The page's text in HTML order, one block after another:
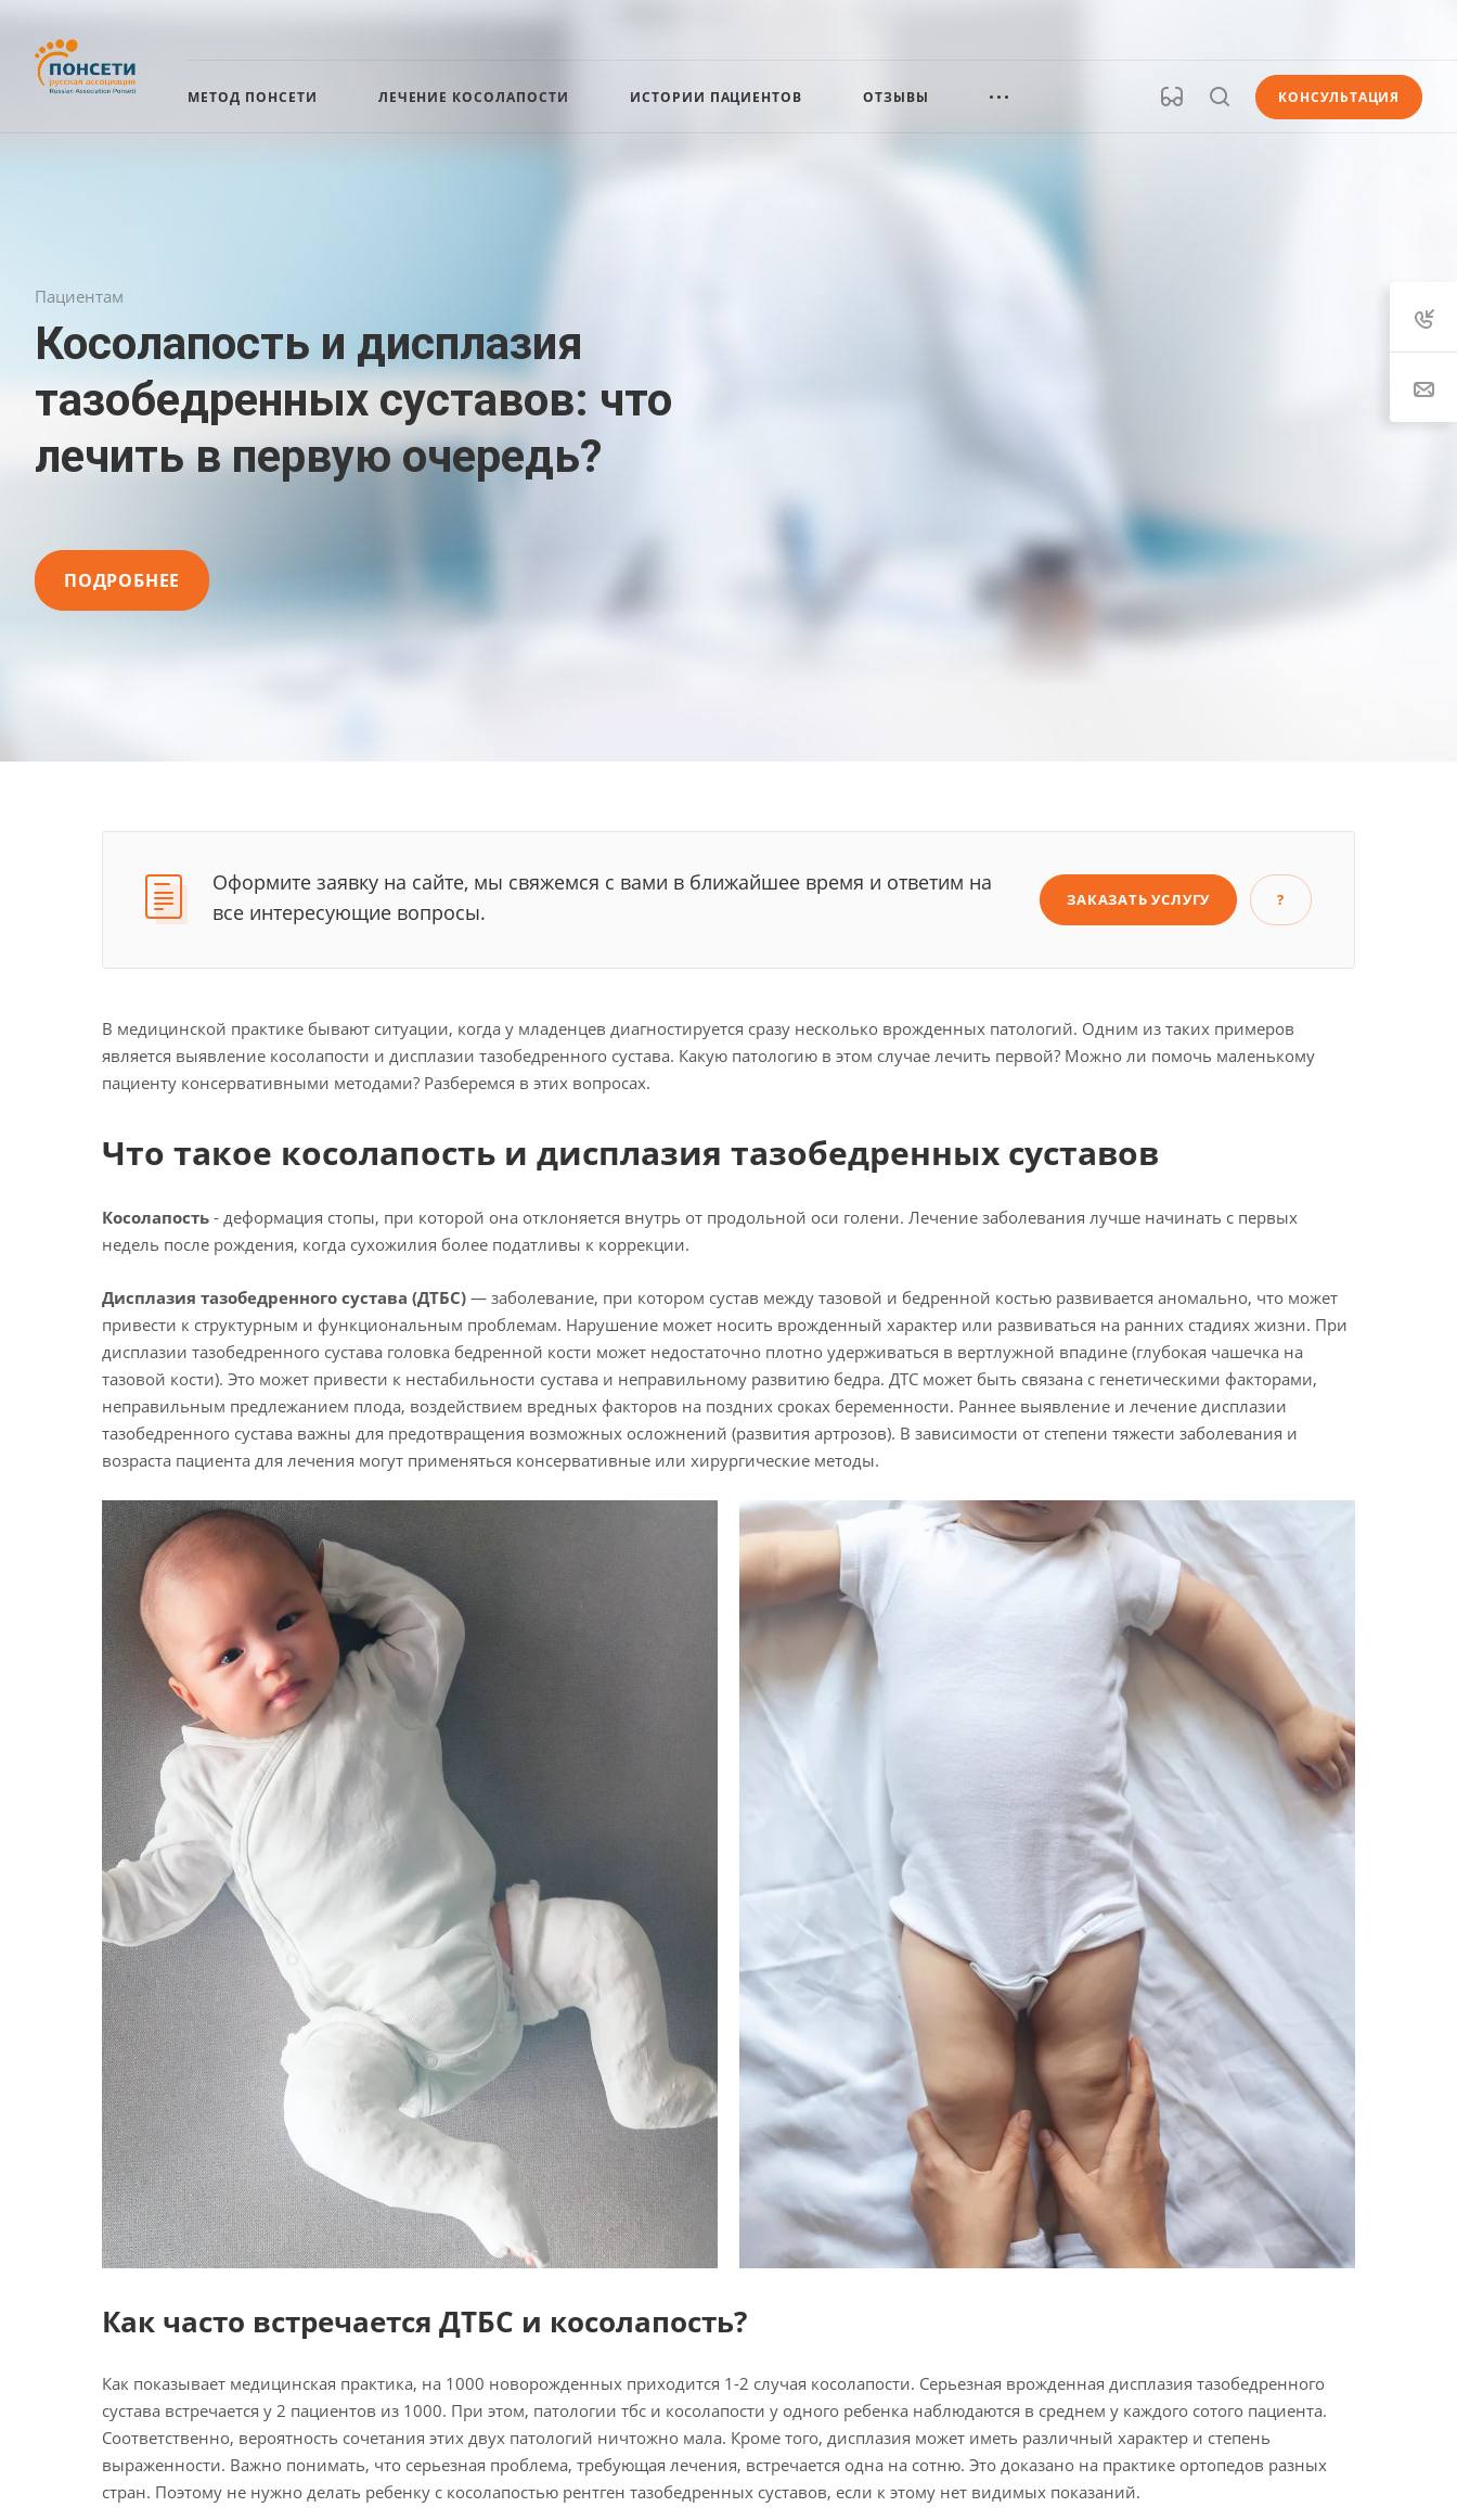
МЕТОД ПОНСЕТИ ЛЕЧЕНИЕ КОСОЛАПОСТИ ИСТОРИИ ПАЦИЕНТОВ ОТЗЫВЫ КОНСУЛЬТАЦИЯ
Пациентам
Косолапость и дисплазия
тазобедренных суставов: что
лечить в первую очередь?
ПОДРОБНЕЕ
Оформите заявку на сайте, мы свяжемся с вами в ближайшее время и ответим на
все интересующие вопросы.
ЗАКАЗАТЬ УСЛУГУ ?
В медицинской практике бывают ситуации, когда у младенцев диагностируется сразу несколько врожденных патологий. Одним из таких примеров
является выявление косолапости и дисплазии тазобедренного сустава. Какую патологию в этом случае лечить первой? Можно ли помочь маленькому
пациенту консервативными методами? Разберемся в этих вопросах.
Что такое косолапость и дисплазия тазобедренных суставов
Косолапость - деформация стопы, при которой она отклоняется внутрь от продольной оси голени. Лечение заболевания лучше начинать с первых
недель после рождения, когда сухожилия более податливы к коррекции.
Дисплазия тазобедренного сустава (ДТБС) — заболевание, при котором сустав между тазовой и бедренной костью развивается аномально, что может
привести к структурным и функциональным проблемам. Нарушение может носить врожденный характер или развиваться на ранних стадиях жизни. При
дисплазии тазобедренного сустава головка бедренной кости может недостаточно плотно удерживаться в вертлужной впадине (глубокая чашечка на
тазовой кости). Это может привести к нестабильности сустава и неправильному развитию бедра. ДТС может быть связана с генетическими факторами,
неправильным предлежанием плода, воздействием вредных факторов на поздних сроках беременности. Раннее выявление и лечение дисплазии
тазобедренного сустава важны для предотвращения возможных осложнений (развития артрозов). В зависимости от степени тяжести заболевания и
возраста пациента для лечения могут применяться консервативные или хирургические методы.
Как часто встречается ДТБС и косолапость?
Как показывает медицинская практика, на 1000 новорожденных приходится 1-2 случая косолапости. Серьезная врожденная дисплазия тазобедренного
сустава встречается у 2 пациентов из 1000. При этом, патологии тбс и косолапости у одного ребенка наблюдаются в среднем у каждого сотого пациента.
Соответственно, вероятность сочетания этих двух патологий ничтожно мала. Кроме того, дисплазия может иметь различный характер и степень
выраженности. Важно понимать, что серьезная проблема, требующая лечения, встречается одна на сотню. Это доказано на практике ортопедов разных
стран. Поэтому не нужно делать ребенку с косолапостью рентген тазобедренных суставов, если к этому нет видимых показаний.